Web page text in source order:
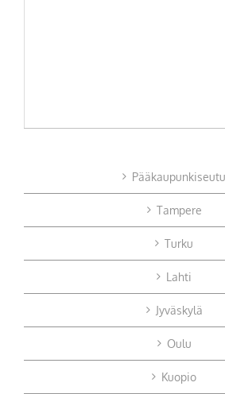
Pääkaupunkiseutu
Tampere
Turku
Lahti
Jyväskylä
Oulu
Kuopio